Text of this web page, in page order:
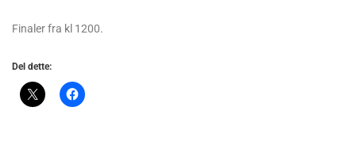
Finaler fra kl 1200.
Del dette: